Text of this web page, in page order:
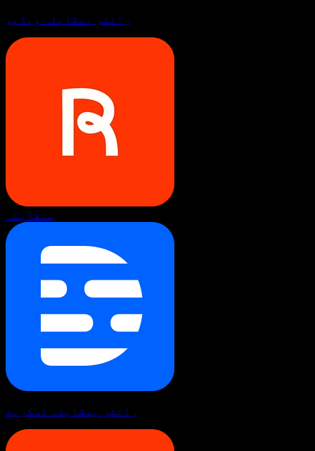
رائٹر بمقابلہ ویڈیو
بمقابلہ
رائٹر بمقابلہ ڈسکرپٹ